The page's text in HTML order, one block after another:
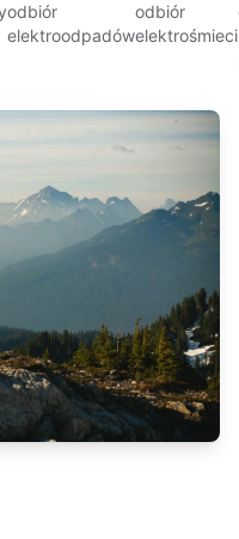
odbiór
elektroodpadów
odbiór
elektrośmieci